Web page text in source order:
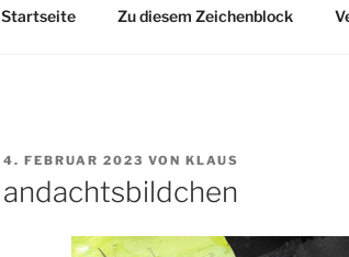
Startseite Zu diesem Zeichenblock
VERÖFFENTLICHT
4. FEBRUAR 2023 VON KLAUS
andachtsbildchen